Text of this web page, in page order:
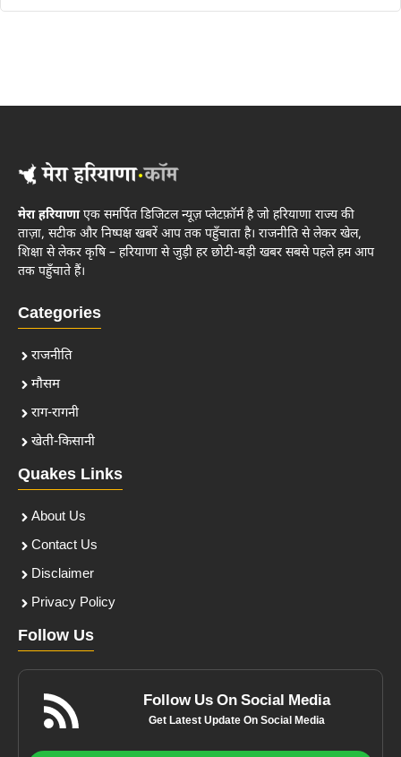
मेरा हरियाणाएक समर्पित डिजिटल न्यूज़ प्लेटफ़ॉर्म है जो हरियाणा राज्य की
ताज़ा, सटीक और निष्पक्ष खबरें आप तक पहुँचाता है। राजनीति से लेकर खेल,
शिक्षा से लेकर कृषि – हरियाणा से जुड़ी हर छोटी-बड़ी खबर सबसे पहले हम आप
तक पहुँचाते हैं।
Categories
राजनीति
मौसम
राग-रागनी
खेती-किसानी
Quakes Links
About Us
Contact Us
Disclaimer
Privacy Policy
Follow Us
Follow Us On Social Media
Get Latest Update On Social Media